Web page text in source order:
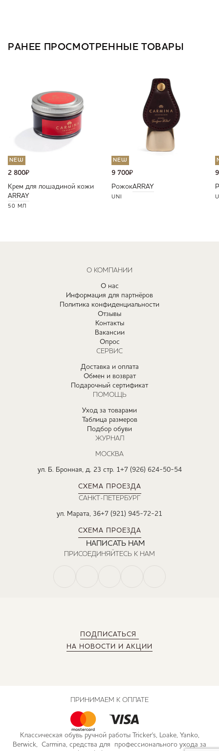
РАНЕЕ ПРОСМОТРЕННЫЕ ТОВАРЫ
NEW
2 800₽
Крем для лошадиной кожи
ARRAY
50 МЛ
NEW
9 700₽
РожокARRAY
UNI
ПОДПИСАТЬСЯ
НА НОВОСТИ И АКЦИИ
О КОМПАНИИ
О нас
Информация для партнёров
Политика конфиденциальности
Отзывы
Контакты
Вакансии
Опрос
СЕРВИС
Доставка и оплата
Обмен и возврат
Подарочный сертификат
ПОМОЩЬ
Уход за товарами
Таблица размеров
Подбор обуви
ЖУРНАЛ
МОСКВА
ул. Б. Бронная, д. 23 стр. 1+7 (926) 624-50-54
СХЕМА ПРОЕЗДА
САНКТ-ПЕТЕРБУРГ
ул. Марата, 36+7 (921) 945-72-21
СХЕМА ПРОЕЗДА
НАПИСАТЬ НАМ
ПРИСОЕДИНЯЙТЕСЬ К НАМ
Классическая обувь ручной работы Tricker's, Loake, Yanko,
Berwick, Carmina, средства для профессионального ухода за
ПРИНИМАЕМ К ОПЛАТЕ